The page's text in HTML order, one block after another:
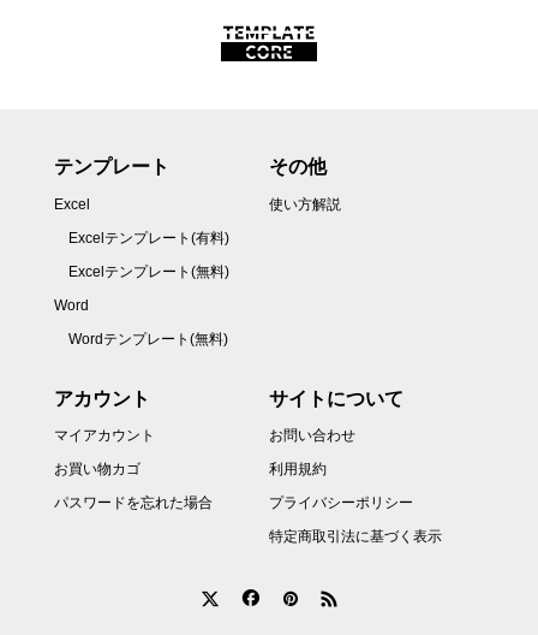
テンプレート
Excel
Excelテンプレート(有料)
Excelテンプレート(無料)
Word
Wordテンプレート(無料)
その他
使い方解説
アカウント
マイアカウント
お買い物カゴ
パスワードを忘れた場合
サイトについて
お問い合わせ
利用規約
プライバシーポリシー
特定商取引法に基づく表示